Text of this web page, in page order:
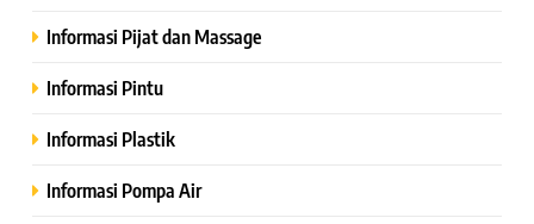
Informasi Pijat dan Massage
Informasi Pintu
Informasi Plastik
Informasi Pompa Air